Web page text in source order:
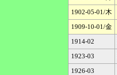
1902-05-01/木
1909-10-01/金
1914-02
1923-03
1926-03